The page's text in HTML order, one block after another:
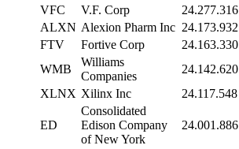
VFC
V.F. Corp 24.277.316
ALXN Alexion Pharm Inc 24.173.932
FTV
Fortive Corp 24.163.330
WMB
Williams
Companies
24.142.620
XLNX Xilinx Inc 24.117.548
ED
Consolidated
Edison Company
of New York
24.001.886